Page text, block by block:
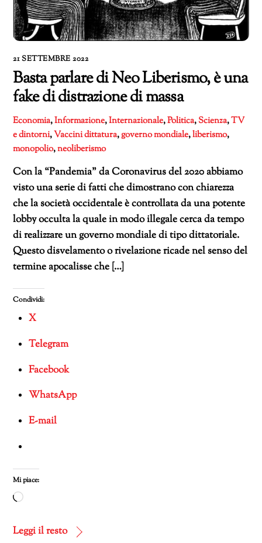
21 SETTEMBRE 2022
Basta parlare di Neo Liberismo, è una
fake di distrazione di massa
Economia,Informazione,Internazionale,Politica,Scienza,TV
e dintorni,Vaccinidittatura,governo mondiale,liberismo,
monopolio,neoliberismo
Con la “Pandemia” da Coronavirus del 2020 abbiamo
visto una serie di fatti che dimostrano con chiarezza
che la società occidentale è controllata da una potente
lobby occulta la quale in modo illegale cerca da tempo
di realizzare un governo mondiale di tipo dittatoriale.
Questo disvelamento o rivelazione ricade nel senso del
termine apocalisse che […]
Condividi:
X
Telegram
Facebook
WhatsApp
E-mail
Mi piace:
Caricamento
corso…
Leggi il resto